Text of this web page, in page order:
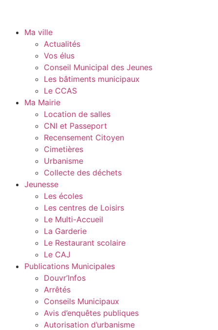
Ma ville
Actualités
Vos élus
Conseil Municipal des Jeunes
Les bâtiments municipaux
Le CCAS
Ma Mairie
Location de salles
CNI et Passeport
Recensement Citoyen
Cimetières
Urbanisme
Collecte des déchets
Jeunesse
Les écoles
Les centres de Loisirs
Le Multi-Accueil
La Garderie
Le Restaurant scolaire
Le CAJ
Publications Municipales
Douvr’Infos
Arrêtés
Conseils Municipaux
Avis d’enquêtes publiques
Autorisation d’urbanisme